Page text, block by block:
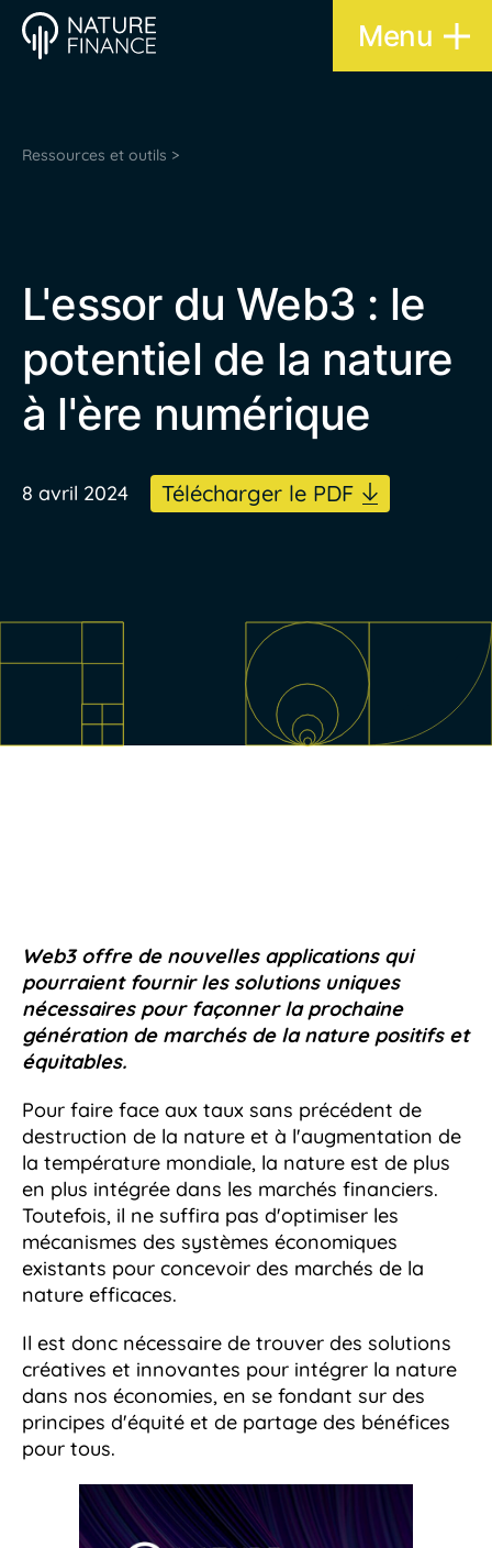
Menu
Ressources et outils >
L'essor du Web3 : le
potentiel de la nature
à l'ère numérique
8 avril 2024 Télécharger le PDF
Web3 offre de nouvelles applications qui
pourraient fournir les solutions uniques
nécessaires pour façonner la prochaine
génération de marchés de la nature positifs et
équitables.
Pour faire face aux taux sans précédent de
destruction de la nature et à l'augmentation de
la température mondiale, la nature est de plus
en plus intégrée dans les marchés financiers.
Toutefois, il ne suffira pas d'optimiser les
mécanismes des systèmes économiques
existants pour concevoir des marchés de la
nature efficaces.
Il est donc nécessaire de trouver des solutions
créatives et innovantes pour intégrer la nature
dans nos économies, en se fondant sur des
principes d'équité et de partage des bénéfices
pour tous.